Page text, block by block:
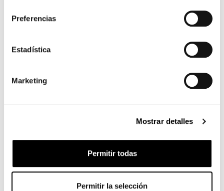
Preferencias
Estadística
Marketing
Mostrar detalles
Permitir todas
Permitir la selección